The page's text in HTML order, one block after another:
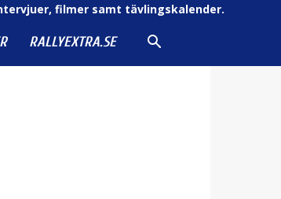
filmer samt tävlingskalender.
RALLYEXTRA.SE